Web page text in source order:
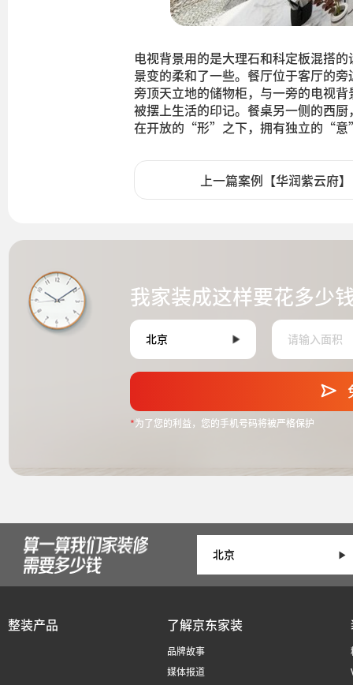
电视背景用的是大理石和科定板混搭
景变的柔和了一些。餐厅位于客厅的
旁顶天立地的储物柜，与一旁的电视
被摆上生活的印记。餐桌另一侧的西
在开放的“形”之下，拥有独立的“
上一篇案例【华润紫云府】
我家装成这样要花多少
*为了您的利益，您的手机号码将被严格保护
整装产品 了解京东家装
品牌故事
媒体报道